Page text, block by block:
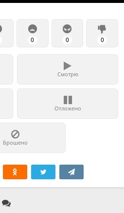
0 0 0
Смотрю
Отложено
Брошено